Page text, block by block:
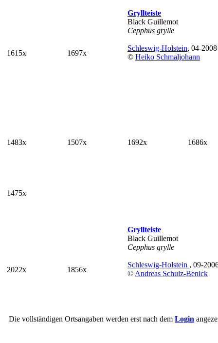
1615x 1697x
Gryllteiste
Black Guillemot
Cepphus grylle
Schleswig-Holstein, 04-2008
© Heiko Schmaljohann
1483x 1507x 1692x 1686x
1475x
2022x 1856x
Gryllteiste
Black Guillemot
Cepphus grylle
Schleswig-Holstein , 09-
© Andreas Schulz-Benick
Die vollständigen Ortsangaben werden erst nach dem Login